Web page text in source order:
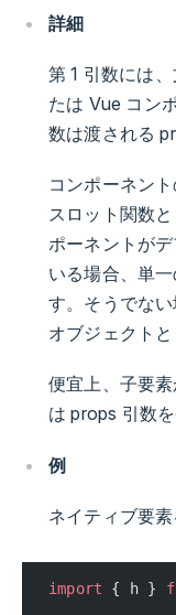
詳細
第 1 引数には
たは Vue コン
数は渡される
コンポーネン
スロット関数
ポーネントが
いる場合、単
す。そうでな
オブジェクト
便宜上、子要
は props 引数を
例
ネイティブ要
import { h }